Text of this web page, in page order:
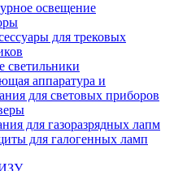
освещение
для трековых
аппаратура и
для световых приборов
для газоразрядных лапм
для галогенных ламп